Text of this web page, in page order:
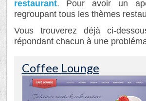
restaurant. Pour avoir un
regroupant tous les thèmes
Vous trouverez déjà ci-
répondant chacun à une
Coffee Lounge